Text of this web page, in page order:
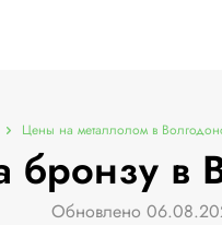
Цены на металлолом в
в
Обновлено